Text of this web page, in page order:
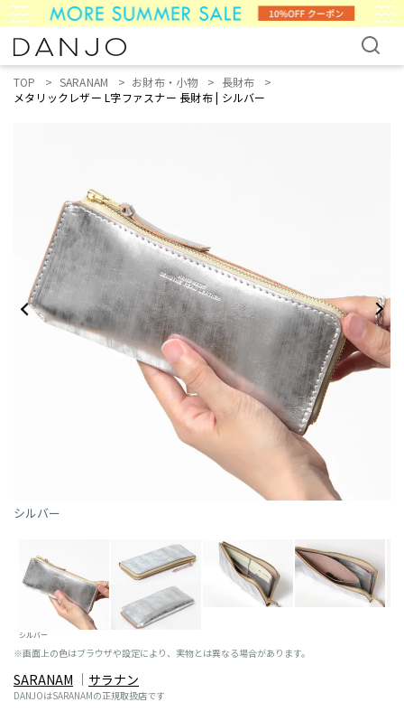
TOP SARANAM お財布・小物
長財布
メタリックレザー L字ファスナー 長財布 | シルバー
シルバー
シルバー
※画面上の色はブラウザや設定により、実物とは異なる場合があります。
SARANAM サラナン
DANJOはSARANAMの正規取扱店です